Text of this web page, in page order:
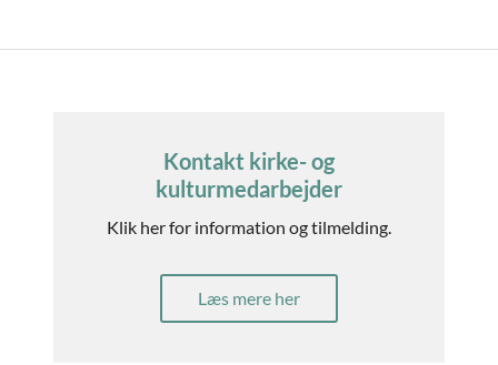
Kontakt kirke- og
kulturmedarbejder
Klik her for information og tilmelding.
Læs mere her